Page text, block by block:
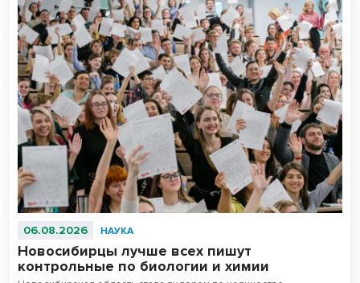
06.08.2026 НАУКА
Новосибирцы лучше всех пишут
контрольные по биологии и химии